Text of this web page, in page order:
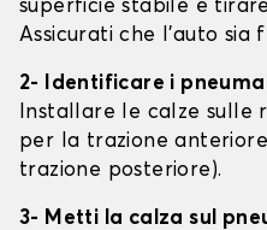
superficie stabile e
Assicurati che l'auto sia
2- Identificare i
Installare le calze sulle
per la trazione
trazione posteriore).
3- Metti la calza sul